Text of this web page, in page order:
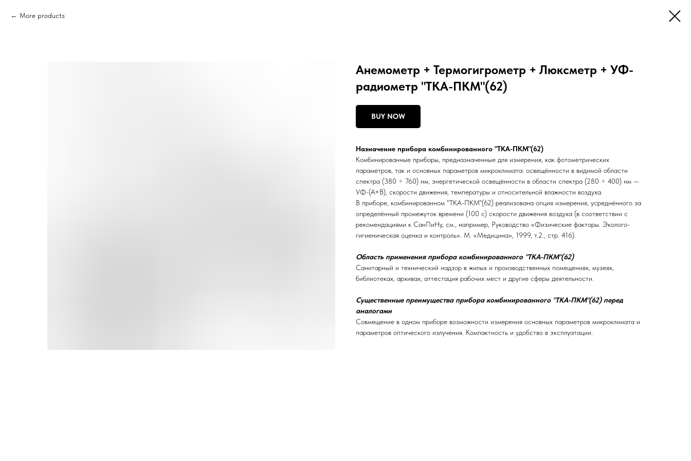
More products
Анемометр + Термогигрометр + Люксметр + УФ-
радиометр "ТКА-ПКМ"(62)
BUY NOW
Назначение прибора комбинированного "ТКА-ПКМ"(62)
Комбинированные приборы, предназначенные для измерения, как фотометрических
параметров, так и основных параметров микроклимата: освещённости в видимой области
спектра (380 ÷ 760) нм, энергетической освещённости в области спектра (280 ÷ 400) нм —
УФ-(А+В), скорости движения, температуры и относительной влажности воздуха.
В приборе, комбинированном "ТКА-ПКМ"(62) реализована опция измерения, усреднённого за
определённый промежуток времени (100 с) скорости движения воздуха (в соответствии с
рекомендациями к СанПиНу, см., например, Руководство «Физические факторы. Эколого-
гигиеническая оценка и контроль». М. «Медицина», 1999, т.2., стр. 416).
Область применения прибора комбинированного "ТКА-ПКМ"(62)
Санитарный и технический надзор в жилых и производственных помещениях, музеях,
библиотеках, архивах; аттестация рабочих мест и другие сферы деятельности.
Существенные преимущества прибора комбинированного "ТКА-ПКМ"(62) перед
аналогами
Совмещение в одном приборе возможности измерения основных параметров микроклимата и
параметров оптического излучения. Компактность и удобство в эксплуатации.